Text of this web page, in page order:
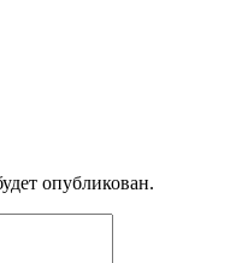
опубликован.